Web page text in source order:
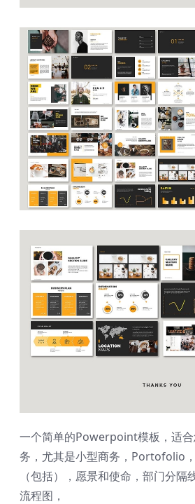
一个简单的Powerpoint模板，适
务，尤其是小型商务，Portofolio
（包括），愿景和使命，部门分隔
流程图，